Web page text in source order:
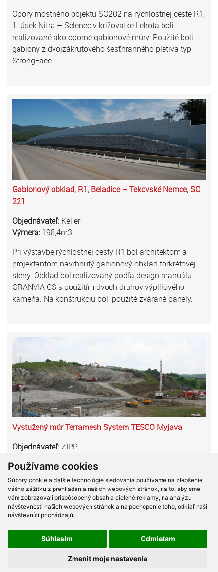
Používame cookies
Súbory cookie a ďalšie technológie sledovania používame na zlepšenie
vášho zážitku z prehliadania našich webových stránok, na to, aby sme
vám zobrazovali prispôsobený obsah a cielené reklamy, na analýzu
návštevnosti našich webových stránok a na pochopenie toho, odkiaľ naši
návštevníci prichádzajú.
Súhlasím Odmietam
Zmeniť moje nastavenia
Opory mostného objektu SO202 na rýchlostnej ceste R1,
1. úsek Nitra – Selenec v križovatke Lehota boli
realizované ako oporné gabionové múry. Použité boli
gabiony z dvojzákrutového šesťhranného pletiva typ
StrongFace.
Gabionový obklad, R1, Beladice – Tekovské Nemce, SO
221
Objednávateľ: Keller
Výmera: 198,4m3
Pri výstavbe rýchlostnej cesty R1 bol architektom a
projektantom navrhnutý gabionový obklad torkrétovej
steny. Obklad bol realizovaný podľa design manuálu
GRANVIA CS s použitím dvoch druhov výplňového
kameňa. Na konštrukciu boli použité zvárané panely.
Vystužený múr Terramesh System TESCO Myjava
Objednávateľ:ZIPP
Výškový rozdiel terénu pri výstavbe supermarketu
TESCO Myjava bol riešený vybudovaním vystuženého
gabionového múru Terramesh System. Priľahlé
odťažené zvetrané vápencové bralo bolo sanované voči